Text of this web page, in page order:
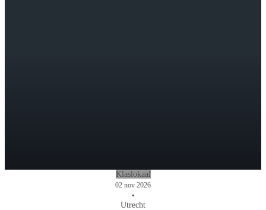
Klaslokaal
02 nov 2026
•
Utrecht